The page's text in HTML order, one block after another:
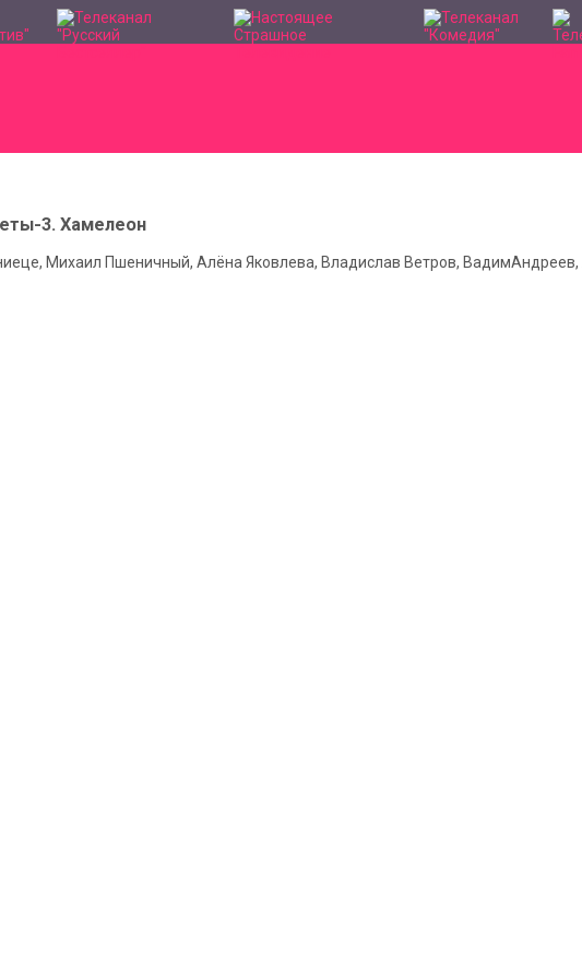
3. Хамелеон
Михаил Пшеничный, Алёна Яковлева, Владислав Ветров,